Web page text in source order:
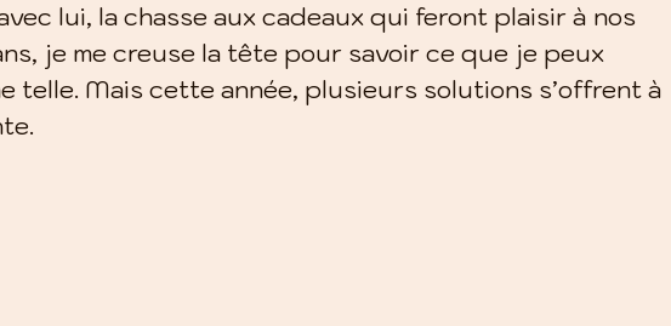
lui, la chasse aux cadeaux qui feront plaisir à nos
je me creuse la tête pour savoir ce que je peux
telle. Mais cette année, plusieurs solutions s’offrent à